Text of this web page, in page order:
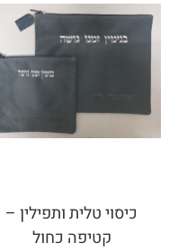
כיסוי טלית ותפילין –
קטיפה כחול